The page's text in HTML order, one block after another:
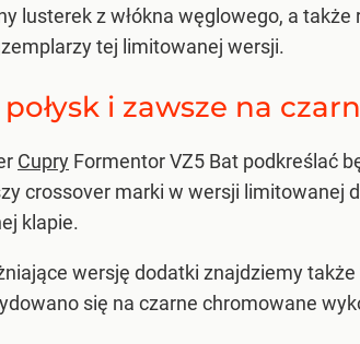
lusterek z włókna węglowego, a
tej limitowanej wersji.
i zawsze na
Cupry Formentor VZ5 Bat podkreślać
crossover marki w wersji limitowanej
klapie.
wersję dodatki znajdziemy
się na czarne chromowane